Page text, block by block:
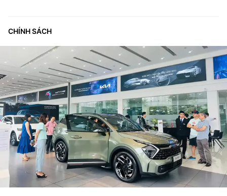
CHÍNH SÁCH